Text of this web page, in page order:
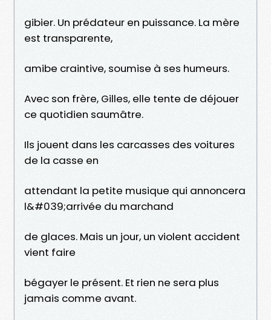
gibier. Un prédateur en puissance. La mère
est transparente,
amibe craintive, soumise à ses humeurs.
Avec son frère, Gilles, elle tente de déjouer
ce quotidien saumâtre.
Ils jouent dans les carcasses des voitures
de la casse en
attendant la petite musique qui annoncera
l&#039;arrivée du marchand
de glaces. Mais un jour, un violent accident
vient faire
bégayer le présent. Et rien ne sera plus
jamais comme avant.